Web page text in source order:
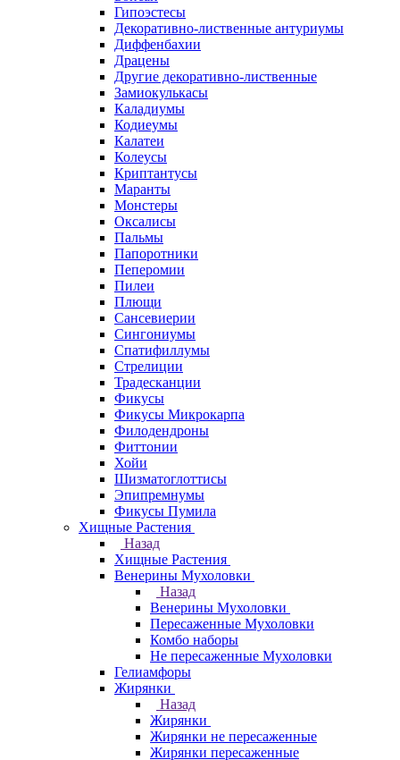
Гипоэстесы
Декоративно-лиственные антуриумы
Диффенбахии
Драцены
Другие декоративно-лиственные
Замиокулькасы
Каладиумы
Кодиеумы
Калатеи
Колеусы
Криптантусы
Маранты
Монстеры
Оксалисы
Пальмы
Папоротники
Пеперомии
Пилеи
Плющи
Сансевиерии
Сингониумы
Спатифиллумы
Стрелиции
Традесканции
Фикусы
Фикусы Микрокарпа
Филодендроны
Фиттонии
Хойи
Шизматоглоттисы
Эпипремнумы
Фикусы Пумила
Хищные Растения
Назад
Хищные Растения
Венерины Мухоловки
Назад
Венерины Мухоловки
Пересаженные Мухоловки
Комбо наборы
Не пересаженные Мухоловки
Гелиамфоры
Жирянки
Назад
Жирянки
Жирянки не пересаженные
Жирянки пересаженные